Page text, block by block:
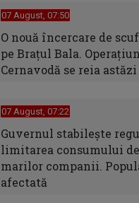
07 August, 07:50
O nouă încercare de
pe Brațul Bala.
Cernavodă se reia astăzi
07 August, 07:22
Guvernul stabilește
limitarea consumului
marilor companii.
afectată